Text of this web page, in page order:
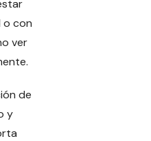
o con
ver
de
y